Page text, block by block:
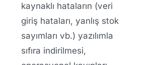
kaynaklı hataların (veri
giriş hataları, yanlış stok
sayımları vb.) yazılımla
sıfıra indirilmesi,